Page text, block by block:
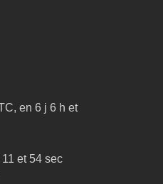
en 6 j 6 h et
et 54 sec